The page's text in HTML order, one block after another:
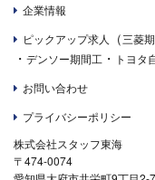
企業情報
ピックアップ求人
（三菱
・ デンソー期間工 ・ トヨタ
お問い合わせ
プライバシーポリシー
株式会社スタッフ東海
〒474-0074